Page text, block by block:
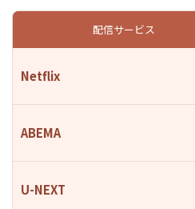
配信サービス
Netflix
ABEMA
U-NEXT